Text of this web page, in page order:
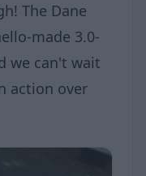
The Dane
made 3.0-
we can't wait
action over